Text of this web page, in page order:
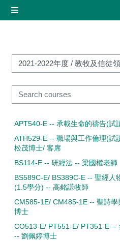
Course categories
APT540-E -- 承載生命的禱告(試
ATH529-E -- 職場與工作倫理(試
松茂博士/ 客席
BS114-E -- 研經法 -- 梁國權老師
BS589C-E/ BS389C-E -- 聖經人
(1.5學分) -- 高銘謙牧師
CM585-1E/ CM485-1E -- 聖詩
博士
CO513-E/ PT551-E/ PT351-E --
-- 劉佩婷博士